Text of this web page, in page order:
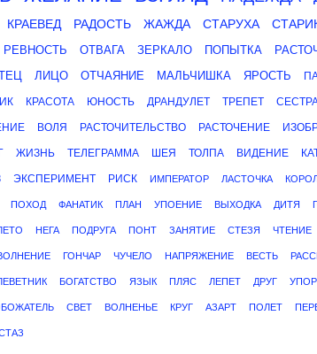
КРАЕВЕД РАДОСТЬ ЖАЖДА СТАРУХА
РЕВНОСТЬ ОТВАГА ЗЕРКАЛО ПОПЫТКА
ЛИЦО ОТЧАЯНИЕ МАЛЬЧИШКА ЯРОСТЬ
КРАСОТА ЮНОСТЬ ДРАНДУЛЕТ ТРЕПЕТ
ВОЛЯ РАСТОЧИТЕЛЬСТВО РАСТОЧЕНИЕ
ЖИЗНЬ ТЕЛЕГРАММА ШЕЯ ТОЛПА ВИДЕНИЕ
ЭКСПЕРИМЕНТ РИСК ИМПЕРАТОР ЛАСТОЧКА
ПОХОД ФАНАТИК ПЛАН УПОЕНИЕ ВЫХОДКА ДИТЯ
НЕГА ПОДРУГА ПОНТ ЗАНЯТИЕ СТЕЗЯ ЧТЕНИЕ
ГОНЧАР ЧУЧЕЛО НАПРЯЖЕНИЕ ВЕСТЬ
БОГАТСТВО ЯЗЫК ПЛЯС ЛЕПЕТ ДРУГ
СВЕТ ВОЛНЕНЬЕ КРУГ АЗАРТ ПОЛЕТ